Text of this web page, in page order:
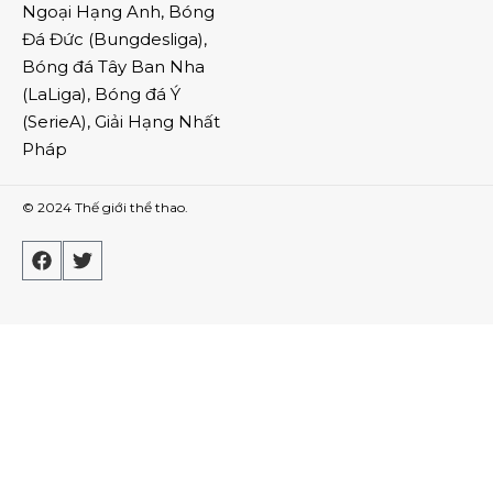
Ngoại Hạng Anh, Bóng
Đá Đức (Bungdesliga),
Bóng đá Tây Ban Nha
(LaLiga), Bóng đá Ý
(SerieA), Giải Hạng Nhất
Pháp
© 2024 Thế giới thể thao.